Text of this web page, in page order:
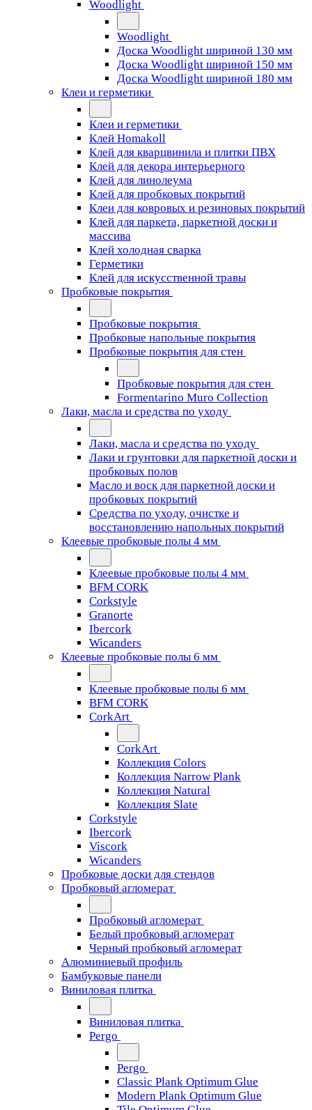
Woodlight
Woodlight
Доска Woodlight шириной 130 мм
Доска Woodlight шириной 150 мм
Доска Woodlight шириной 180 мм
Клеи и герметики
Клеи и герметики
Клей Homakoll
Клей для кварцвинила и плитки ПВХ
Клей для декора интерьерного
Клей для линолеума
Клей для пробковых покрытий
Клеи для ковровых и резиновых покрытий
Клей для паркета, паркетной доски и
массива
Клей холодная сварка
Герметики
Клей для искусственной травы
Пробковые покрытия
Пробковые покрытия
Пробковые напольные покрытия
Пробковые покрытия для стен
Пробковые покрытия для стен
Formentarino Muro Collection
Лаки, масла и средства по уходу
Лаки, масла и средства по уходу
Лаки и грунтовки для паркетной доски и
пробковых полов
Масло и воск для паркетной доски и
пробковых покрытий
Средства по уходу, очистке и
восстановлению напольных покрытий
Клеевые пробковые полы 4 мм
Клеевые пробковые полы 4 мм
BFM CORK
Corkstyle
Granorte
Ibercork
Wicanders
Клеевые пробковые полы 6 мм
Клеевые пробковые полы 6 мм
BFM CORK
CorkArt
CorkArt
Коллекция Colors
Коллекция Narrow Plank
Коллекция Natural
Коллекция Slate
Corkstyle
Ibercork
Viscork
Wicanders
Пробковые доски для стендов
Пробковый агломерат
Пробковый агломерат
Белый пробковый агломерат
Черный пробковый агломерат
Алюминиевый профиль
Бамбуковые панели
Виниловая плитка
Виниловая плитка
Pergo
Pergo
Classic Plank Optimum Glue
Modern Plank Optimum Glue